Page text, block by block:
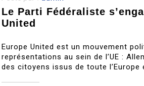
Le Parti Fédéraliste
United
Europe United est un mouvement
représentations au sein de l’UE :
des citoyens issus de toute